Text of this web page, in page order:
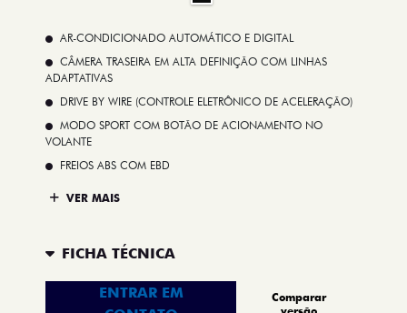
AR-CONDICIONADO AUTOMÁTICO E DIGITAL
CÂMERA TRASEIRA EM ALTA DEFINIÇÃO COM LINHAS
ADAPTATIVAS
DRIVE BY WIRE (CONTROLE ELETRÔNICO DE ACELERAÇÃO)
MODO SPORT COM BOTÃO DE ACIONAMENTO NO
VOLANTE
FREIOS ABS COM EBD
VER MAIS
FICHA TÉCNICA
ENTRAR EM
Comparar